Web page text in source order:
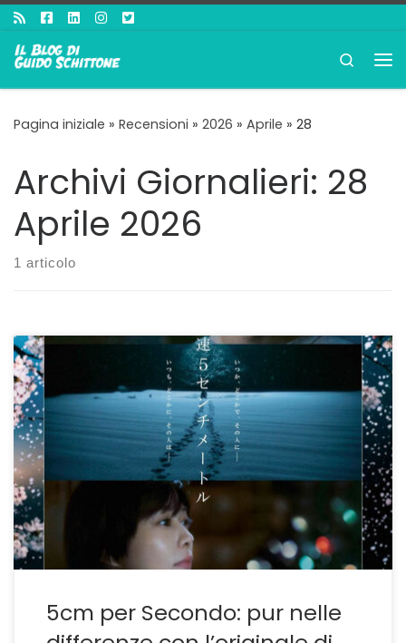
Passa al contenuto
Search
Pagina iniziale » Recensioni » 2026 » Aprile » 28
Archivi Giornalieri: 28
Aprile 2026
1 articolo
Dal cartoon al live action Creare una trasposizione
filmica di un’opera di animazione, oltre tutto superba,
non è così semplice come potrebbe apparire in un
primo momento. Nel caso specifico si parla del
capolavoro di Makoto Shinkai 5 Centimetri al Secondo
che il fotografo giapponese Yoshiyuki Okuyama ha
voluto riproporre […]
5cm per Secondo: pur nelle